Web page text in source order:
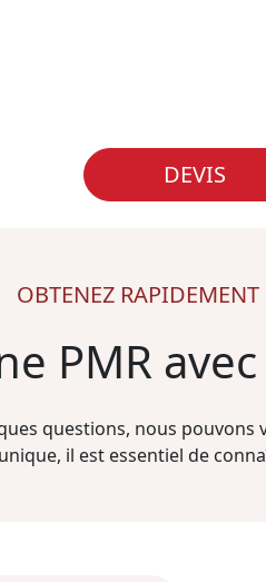
DEVIS
OBTENEZ RAPIDEMENT
PMR
questions, nous
il est essentiel de